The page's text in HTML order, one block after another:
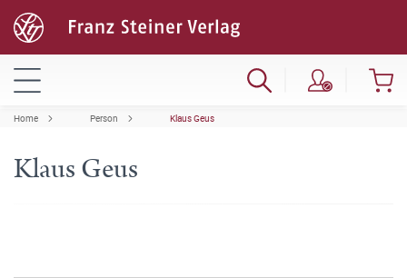
Home Person Klaus Geus
Klaus Geus